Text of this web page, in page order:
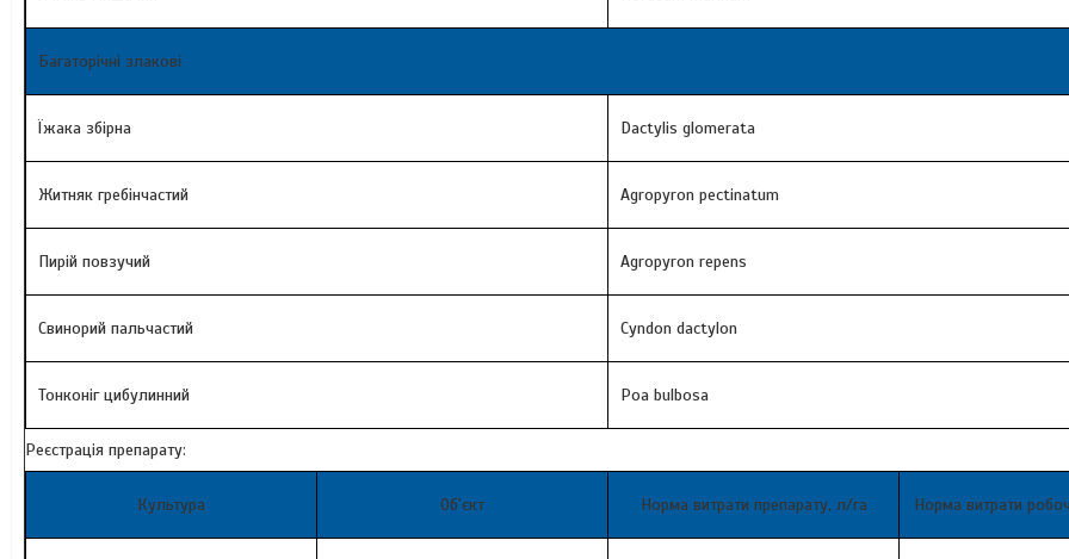
Багаторічні злакові
Їжака збірна Dactylis glomerata
Житняк гребінчастий Agropyron pectinatum
Пирій повзучий Agropyron repens
Свинорий пальчастий Cyndon dactylon
Тонконіг цибулинний Poa bulbosa
Реєстрація препарату:
Культура Об'єкт Норма витрати препарату, л/га Норма витрати